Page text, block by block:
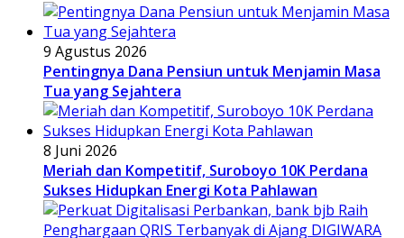
9 Agustus 2026
Pentingnya Dana Pensiun untuk Menjamin Masa
Tua yang Sejahtera
8 Juni 2026
Meriah dan Kompetitif, Suroboyo 10K Perdana
Sukses Hidupkan Energi Kota Pahlawan